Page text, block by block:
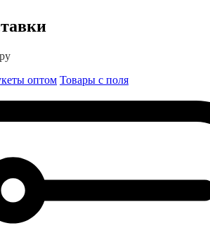
оптом Товары с поля